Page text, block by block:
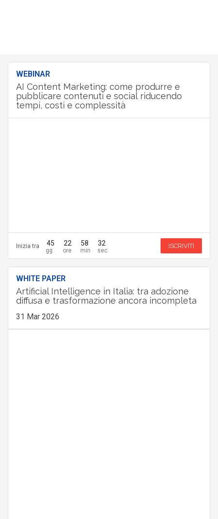
WEBINAR
AI Content Marketing: come produrre e
pubblicare contenuti e social riducendo
tempi, costi e complessità
Inizia tra 45 22 58 31 ISCRIVITI
WHITE PAPER
Artificial Intelligence in Italia: tra adozione
diffusa e trasformazione ancora incompleta
31 Mar 2026